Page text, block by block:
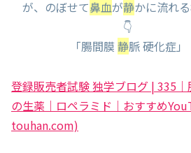
が、のぼせて鼻血が静かに流れ
👇
「腸間膜静脈 硬化症」
登録販売者試験 独学ブログ | 335
の生薬｜ロペラミド｜おすすめ
touhan.com)